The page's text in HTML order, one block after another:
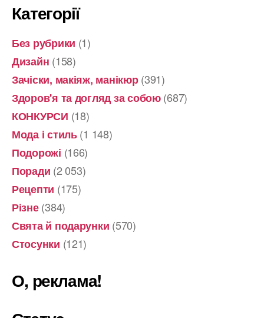
Категорії
Без рубрики (1)
Дизайн (158)
Зачіски, макіяж, манікюр(391)
Здоров'я та догляд за собою(687)
КОНКУРСИ (18)
Мода і стиль(1 148)
Подорожі (166)
Поради (2 053)
Рецепти (175)
Різне(384)
Свята й подарунки (570)
Стосунки (121)
О, реклама!